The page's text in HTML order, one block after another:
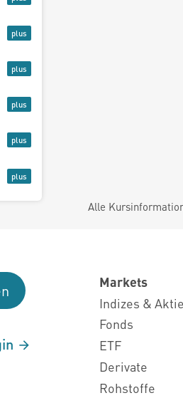
Alle
Markets
Indizes &
Fonds
ETF
Derivate
Rohstoffe